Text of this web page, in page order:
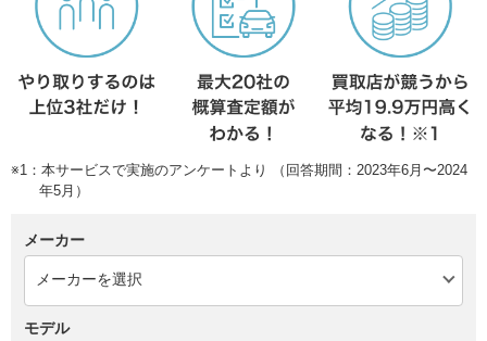
※1：本サービスで実施のアンケートより （回答期間：2023年6月〜2024
年5月）
メーカー
モデル